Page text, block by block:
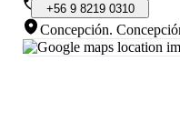
+56 9 8219 0310
Concepción.